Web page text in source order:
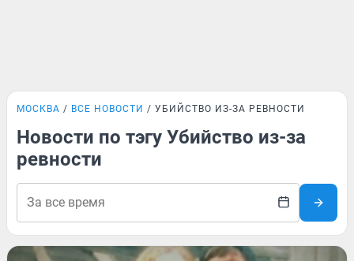
МОСКВА ВСЕ НОВОСТИ УБИЙСТВО ИЗ-ЗА РЕВНОСТИ
Новости по тэгу Убийство из-за
ревности